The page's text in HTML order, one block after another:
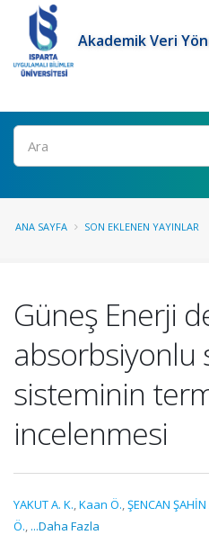
Akademik Veri
Ara
ANA SAYFA SON EKLENEN YAYINLAR
Güneş Enerji
absorbsiyonlu
sisteminin
incelenmesi
YAKUT A. K.,Kaan Ö.,ŞENCAN ŞAHİN
Ö., ...Daha Fazla